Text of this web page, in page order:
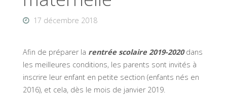
17 décembre 2018
Afin de préparer la rentrée scolaire 2019-2020dans
les meilleures conditions, les parents sont invités à
inscrire leur enfant en petite section (enfants nés en
2016), et cela, dès le mois de janvier 2019.